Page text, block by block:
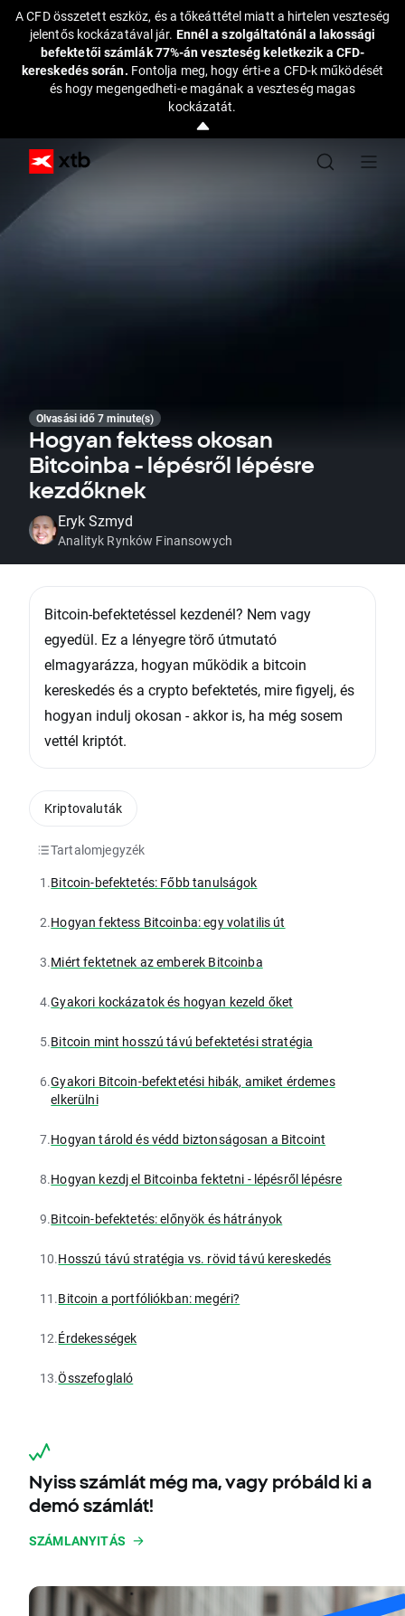
A CFD összetett eszköz, és a tőkeáttétel miatt a hirtelen veszteség
jelentős kockázatával jár. Ennél a szolgáltatónál a lakossági
befektetői számlák 77%-án veszteség keletkezik a CFD-
kereskedés során. Fontolja meg, hogy érti-e a CFD-k működését
és hogy megengedheti-e magának a veszteség magas
kockázatát.
Olvasási idő 7 minute(s)
Hogyan fektess okosan
Bitcoinba - lépésről lépésre
kezdőknek
Eryk Szmyd
Analityk Rynków Finansowych
Bitcoin-befektetéssel kezdenél? Nem vagy
egyedül. Ez a lényegre törő útmutató
elmagyarázza, hogyan működik a bitcoin
kereskedés és a crypto befektetés, mire figyelj, és
hogyan indulj okosan - akkor is, ha még sosem
vettél kriptót.
Tartalomjegyzék
1.Bitcoin-befektetés: Főbb tanulságok
2.Hogyan fektess Bitcoinba: egy volatilis út
3.Miért fektetnek az emberek Bitcoinba
4.Gyakori kockázatok és hogyan kezeld őket
5.Bitcoin mint hosszú távú befektetési stratégia
6.Gyakori Bitcoin-befektetési hibák, amiket érdemes
elkerülni
7.Hogyan tárold és védd biztonságosan a Bitcoint
8.Hogyan kezdj el Bitcoinba fektetni - lépésről lépésre
9.Bitcoin-befektetés: előnyök és hátrányok
10.Hosszú távú stratégia vs. rövid távú kereskedés
11.Bitcoin a portfóliókban: megéri?
12.Érdekességek
13.Összefoglaló
Nyiss számlát még ma, vagy próbáld ki a
demó számlát!
SZÁMLANYITÁS
Kriptovaluták